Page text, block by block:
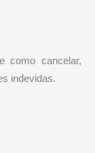
como cancelar,
indevidas.